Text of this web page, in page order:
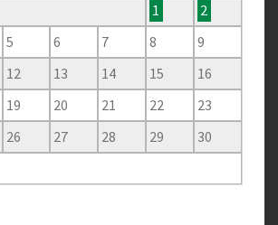
1
2
5 6 7 8
9
12 13 14 15
16
19 20 21 22
23
26 27 28 29
30